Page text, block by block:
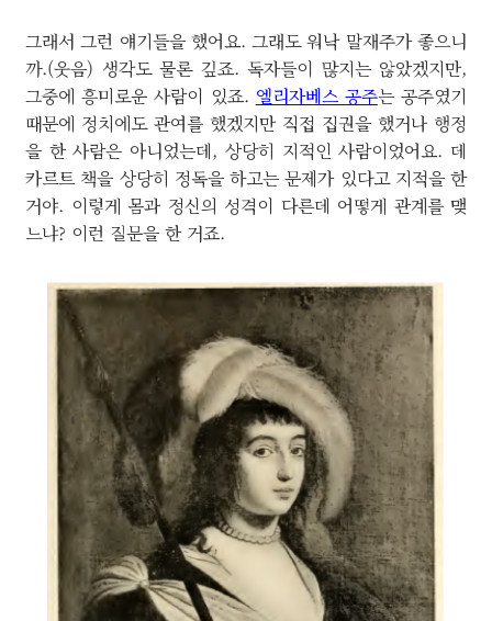
그래서 그런 얘기들을 했어요. 그래도 워낙 말재주가 좋으니
까.(웃음) 생각도 물론 깊죠. 독자들이 많지는 않았겠지만,
그중에 흥미로운 사람이 있죠. 엘리자베스 공주는 공주였기
때문에 정치에도 관여를 했겠지만 직접 집권을 했거나 행정
을 한 사람은 아니었는데, 상당히 지적인 사람이었어요. 데
카르트 책을 상당히 정독을 하고는 문제가 있다고 지적을 한
거야. 이렇게 몸과 정신의 성격이 다른데 어떻게 관계를 맺
느냐? 이런 질문을 한 거죠.